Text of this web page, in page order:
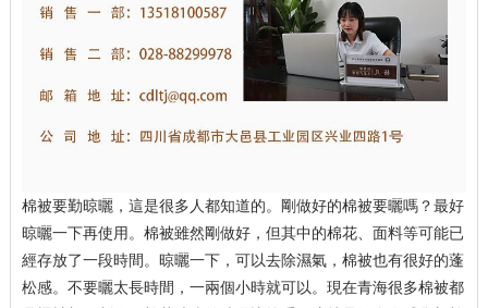
棉被要勤晾曬，這是很多人都知道的。剛做好的棉被要曬嗎？最好
晾曬一下再使用。棉被雖然剛做好，但其中的棉花、面料等可能已
經存放了一段時間。晾曬一下，可以去除濕氣，棉被也有很好的蓬
松感。不要曬太長時間，一兩個小時就可以。現在青海很多棉被都